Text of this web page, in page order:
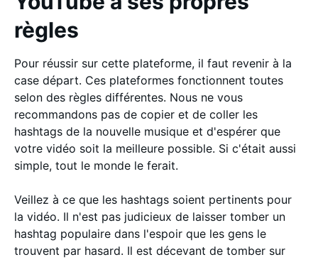
règles
Pour réussir sur cette plateforme, il faut revenir à la
case départ. Ces plateformes fonctionnent toutes
selon des règles différentes. Nous ne vous
recommandons pas de copier et de coller les
hashtags de la nouvelle musique et d'espérer que
votre vidéo soit la meilleure possible. Si c'était aussi
simple, tout le monde le ferait.
Veillez à ce que les hashtags soient pertinents pour
la vidéo. Il n'est pas judicieux de laisser tomber un
hashtag populaire dans l'espoir que les gens le
trouvent par hasard. Il est décevant de tomber sur